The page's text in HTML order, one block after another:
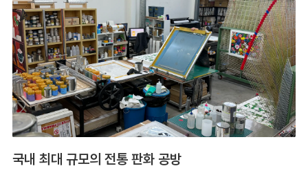
국내 최대 규모의 전통 판화 공방